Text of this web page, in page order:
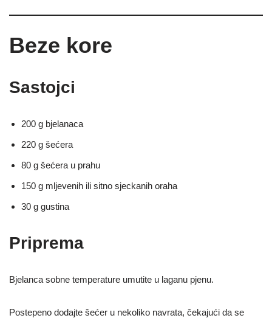
Beze kore
Sastojci
200 g bjelanaca
220 g šećera
80 g šećera u prahu
150 g mljevenih ili sitno sjeckanih oraha
30 g gustina
Priprema
Bjelanca sobne temperature umutite u laganu pjenu.
Postepeno dodajte šećer u nekoliko navrata, čekajući da se